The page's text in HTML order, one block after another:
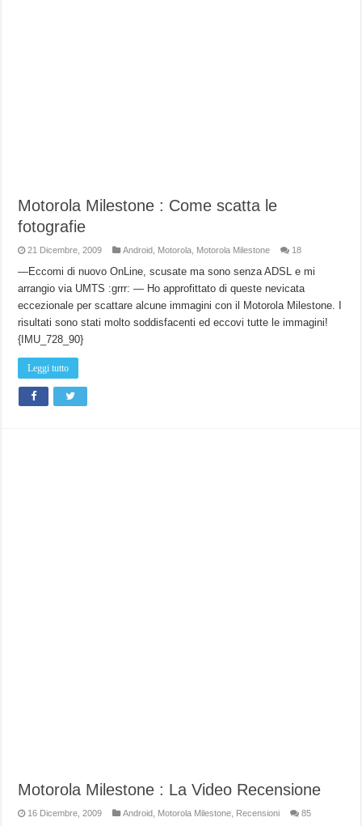
Motorola Milestone : Come scatta le
fotografie
21 Dicembre, 2009 Android Motorola Motorola Milestone 18
—Eccomi di nuovo OnLine, scusate ma sono senza ADSL e mi
arrangio via UMTS :grrr: — Ho approfittato di queste nevicata
eccezionale per scattare alcune immagini con il Motorola Milestone. I
risultati sono stati molto soddisfacenti ed eccovi tutte le immagini!
{IMU_728_90}
Leggi tutto
Motorola Milestone : La Video Recensione
16 Dicembre, 2009 Android Motorola Milestone Recensioni 85